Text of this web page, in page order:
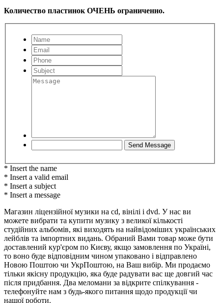
Количество пластинок ОЧЕНЬ ограниченно.
* Insert the name
* Insert a valid email
* Insert a subject
* Insert a message
Магазин ліцензійної музики на cd, вінілі і dvd. У нас ви
можете вибрати та купити музику з великої кількості
студійних альбомів, які виходять на найвідоміших українських
лейблів та імпортних видань. Обраний Вами товар може бути
доставлений кур'єром по Києву, якщо замовлення по Україні,
то воно буде відповідним чином упаковано і відправлено
Новою Поштою чи УкрПоштою, на Ваш вибір. Ми продаємо
тільки якісну продукцію, яка буде радувати вас ще довгий час
після придбання. Два меломани за відкрите спілкування -
телефонуйте нам з будь-якого питання щодо продукції чи
нашої роботи.